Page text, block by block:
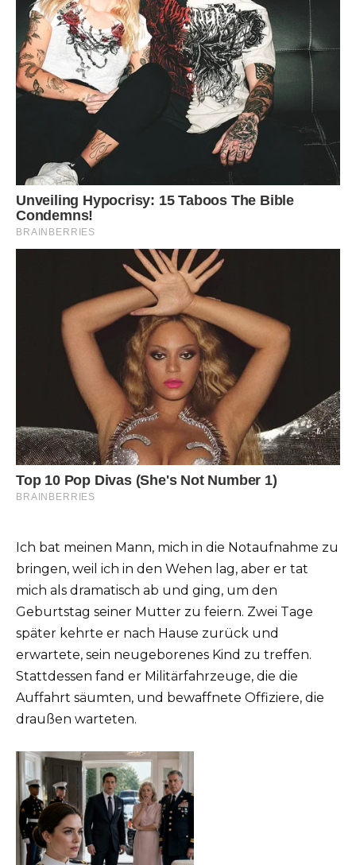
Ich bat meinen Mann, mich in die Notaufnahme zu
bringen, weil ich in den Wehen lag, aber er tat
mich als dramatisch ab und ging, um den
Geburtstag seiner Mutter zu feiern. Zwei Tage
später kehrte er nach Hause zurück und
erwartete, sein neugeborenes Kind zu treffen.
Stattdessen fand er Militärfahrzeuge, die die
Auffahrt säumten, und bewaffnete Offiziere, die
draußen warteten.